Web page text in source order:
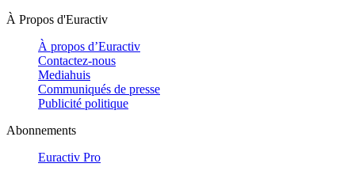
À Propos d'Euractiv
À propos d’Euractiv
Contactez-nous
Mediahuis
Communiqués de presse
Publicité politique
Abonnements
Euractiv Pro